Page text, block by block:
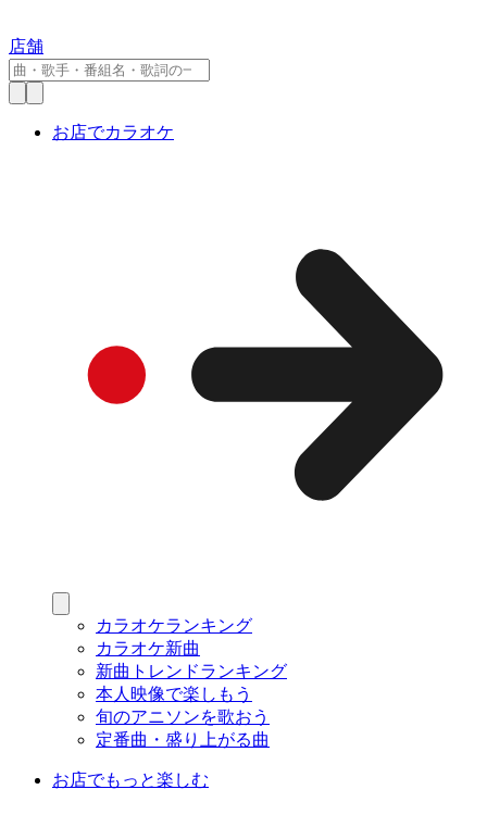
店舗
お店でカラオケ
カラオケランキング
カラオケ新曲
新曲トレンドランキング
本人映像で楽しもう
旬のアニソンを歌おう
定番曲・盛り上がる曲
お店でもっと楽しむ